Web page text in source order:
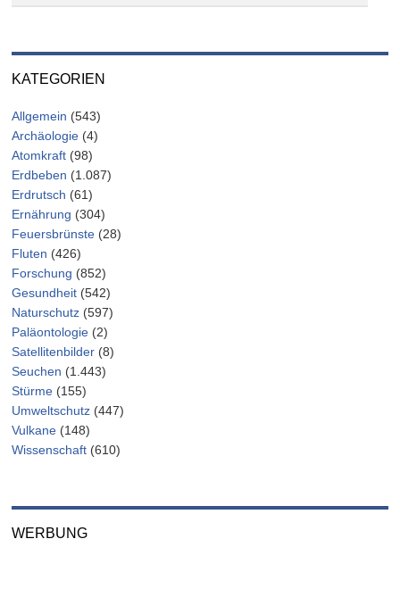
KATEGORIEN
Allgemein (543)
Archäologie (4)
Atomkraft (98)
Erdbeben (1.087)
Erdrutsch (61)
Ernährung (304)
Feuersbrünste (28)
Fluten (426)
Forschung (852)
Gesundheit (542)
Naturschutz (597)
Paläontologie (2)
Satellitenbilder (8)
Seuchen (1.443)
Stürme (155)
Umweltschutz (447)
Vulkane (148)
Wissenschaft (610)
WERBUNG